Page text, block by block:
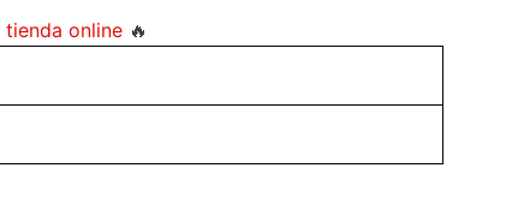
tienda online 🔥